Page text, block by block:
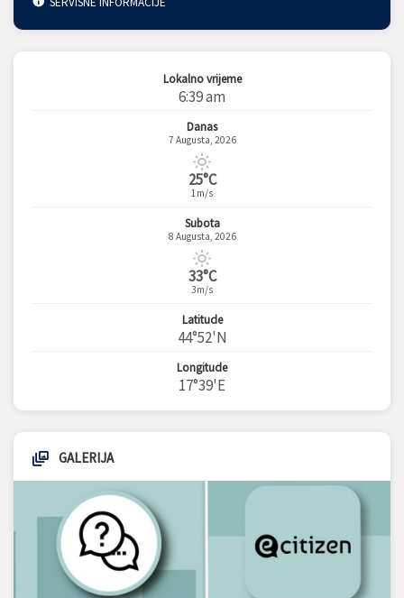
Lokalno vrijeme
6:39 am
Danas
7 Augusta, 2026
25°C
1m/s
Subota
8 Augusta, 2026
33°C
3m/s
Latitude
44°52'N
Longitude
17°39'E
GALERIJA